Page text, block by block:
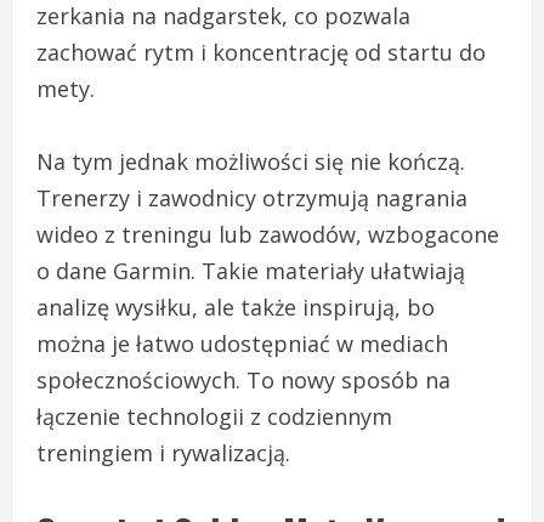
zerkania na nadgarstek, co pozwala
zachować rytm i koncentrację od startu do
mety.
Na tym jednak możliwości się nie kończą.
Trenerzy i zawodnicy otrzymują nagrania
wideo z treningu lub zawodów, wzbogacone
o dane Garmin. Takie materiały ułatwiają
analizę wysiłku, ale także inspirują, bo
można je łatwo udostępniać w mediach
społecznościowych. To nowy sposób na
łączenie technologii z codziennym
treningiem i rywalizacją.